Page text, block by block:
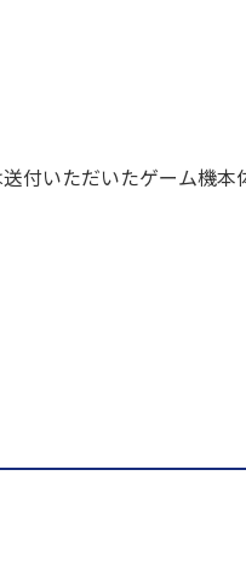
付いただいたゲーム機